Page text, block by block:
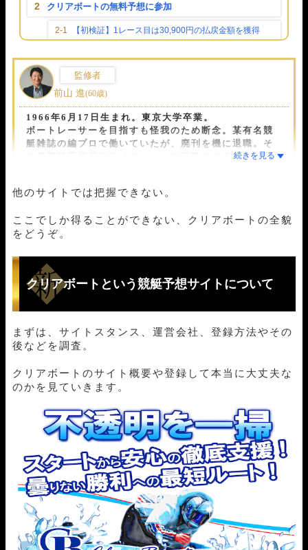
クリアボートの無料予想に参加
【初検証】1レース目は30,900円の払戻金額を獲得
クリアボートの無料予想の結果まとめ
無料予想のポイントのおさらい
クリアボートの有料予想に参加
【初検証1レース目】ゴールドクリアで1,063,930円獲
【初検証2レース目】スペードで1,708,290円獲得！
有料予想のポイントのおさらい
クリアボートの口コミ・評判
監修者
前山 進(60歳)
1966年6月17日生まれ。東京大学卒業。
ボートレーサーを目指す も怪我のため断念。 某有名競
艇雑誌の編プロ で働いていたが、廃刊を機に退職。そ
兼ライターとして活動をする中で福岡
とから「被害者を減らしたい」という福岡の思いに共
毎日200以上の競艇予想サイトを検証し、 競艇歴30年
と元プロ予想師の経験と知見で「本物」の競艇予想サ
競艇予想サイト解体新書では主に検証記事を担当す
る。
他のサイトでは把握できない。
ここでしか得ることができない、クリアボートの全貌
をどうぞ。
クリアボートという競艇予想サイトについて
まずは、サイトスタンス、運営会社、登録方法やその
後などを調査。
クリアボートのサイト概要や登録して本当に大丈夫な
のかを見ていきます。